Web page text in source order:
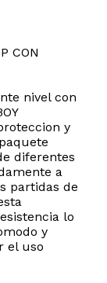
CON
nivel con
y
diferentes
a
partidas de
lo
y
el uso